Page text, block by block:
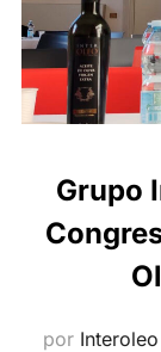
Grupo
por